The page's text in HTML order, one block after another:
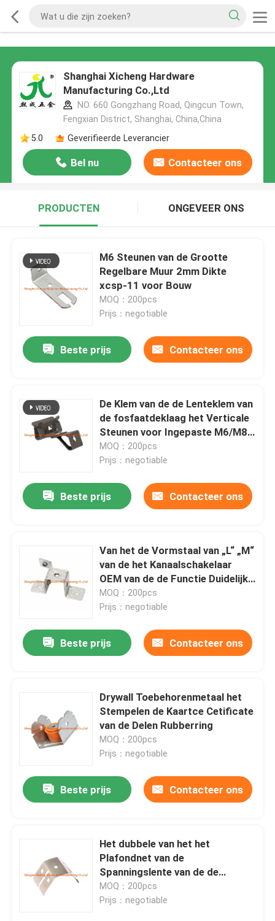
Shanghai Xicheng Hardware
Manufacturing Co.,Ltd
NO. 660 Gongzhang Road, Qingcun Town,
Fengxian District, Shanghai, China,China
5.0
Geverifieerde Leverancier
Bel nu Contacteer ons
PRODUCTEN ONGEVEER ONS
M6 Steunen van de Grootte
Regelbare Muur 2mm Dikte
xcsp-11 voor Bouw
MOQ：200pcs
Prijs：negotiable
Beste prijs Contacteer ons
De Klem van de de Lenteklem van
de fosfaatdeklaag het Verticale
Steunen voor Ingepaste M6/M8-
Bar
MOQ：200pcs
Prijs：negotiable
Beste prijs Contacteer ons
Van het de Vormstaal van „L“ „M“
van de het Kanaalschakelaar
OEM van de de Functie Duidelijke
Kleur
MOQ：200pcs
Prijs：negotiable
Beste prijs Contacteer ons
Drywall Toebehorenmetaal het
Stempelen de Kaartce Cetificate
van de Delen Rubberring
MOQ：200pcs
Prijs：negotiable
Beste prijs Contacteer ons
Het dubbele van het het
Plafondnet van de
Spanningslente van de de
Componentenlente van de het
Staalklem Zwarte Phosphated
MOQ：200pcs
Prijs：negotiable